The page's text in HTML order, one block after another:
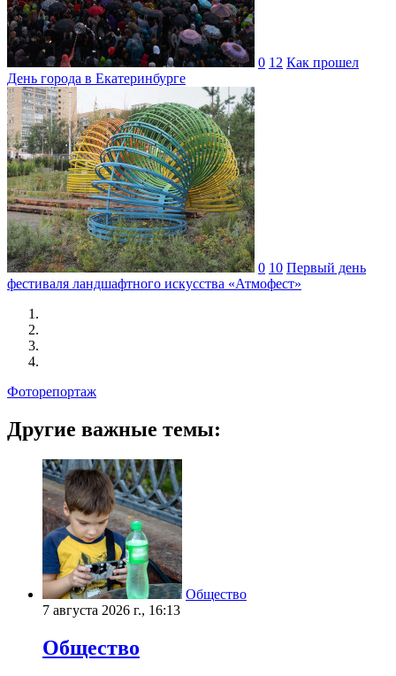
0 12 Как прошел
День города в Екатеринбурге
0 10 Первый день
фестиваля ландшафтного искусства «Атмофест»
Фоторепортаж
Другие важные темы:
Общество
7 августа 2026 г., 16:13
Общество